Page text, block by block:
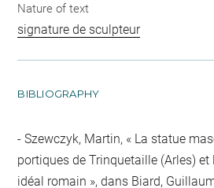
Nature of text
signature de sculpteur
BIBLIOGRAPHY
Szewczyk, Martin, « La statue
portiques de Trinquetaille (Arles)
idéal romain », dans Biard,